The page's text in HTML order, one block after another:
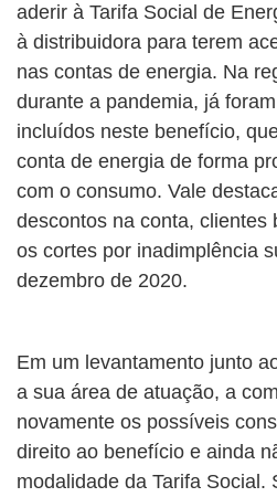
aderir à Tarifa Social de
à distribuidora para terem
nas contas de energia. Na
durante a pandemia, já
incluídos neste benefício,
conta de energia de forma
com o consumo. Vale
descontos na conta, clientes
os cortes por inadimplência
dezembro de 2020.
Em um levantamento junto
a sua área de atuação, a
novamente os possíveis
direito ao benefício e ainda
modalidade da Tarifa Social.